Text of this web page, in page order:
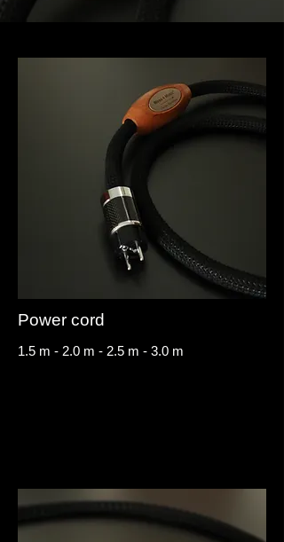
Power cord
1.5 m - 2.0 m - 2.5 m - 3.0 m